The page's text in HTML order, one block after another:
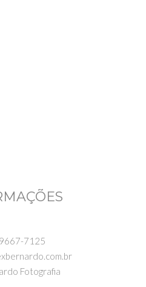
7125
Fotografia